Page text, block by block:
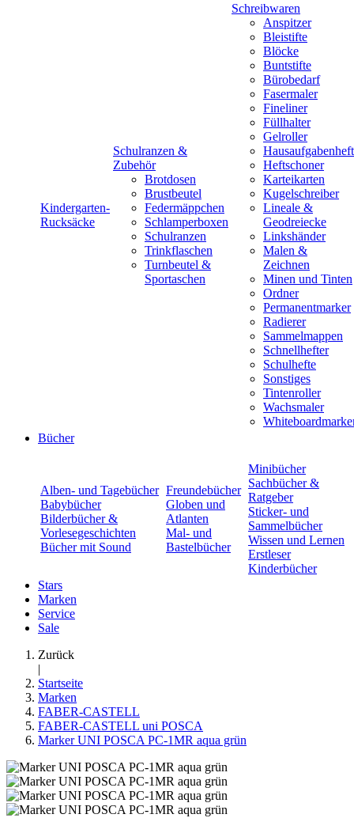
Kindergarten-
Rucksäcke
Schulranzen &
Zubehör
Brotdosen
Brustbeutel
Federmäppchen
Schlamperboxen
Schulranzen
Trinkflaschen
Turnbeutel &
Sportaschen
Schreibwaren
Anspitzer
Bleistifte
Blöcke
Buntstifte
Bürobedarf
Fasermaler
Fineliner
Füllhalter
Gelroller
Hausaufgabenheft
Heftschoner
Karteikarten
Kugelschreiber
Lineale &
Geodreiecke
Linkshänder
Malen &
Zeichnen
Minen und Tinten
Ordner
Permanentmarker
Radierer
Sammelmappen
Schnellhefter
Schulhefte
Sonstiges
Tintenroller
Wachsmaler
Bücher
Alben- und Tagebücher
Babybücher
Bilderbücher &
Vorlesegeschichten
Bücher mit Sound
Freundebücher
Globen und
Atlanten
Mal- und
Bastelbücher
Minibücher
Sachbücher &
Ratgeber
Sticker- und
Sammelbücher
Wissen und Lernen
Erstleser
Kinderbücher
Stars
Marken
Service
Sale
Zurück
|
Startseite
Marken
FABER-CASTELL
FABER-CASTELL uni POSCA
Marker UNI POSCA PC-1MR aqua grün